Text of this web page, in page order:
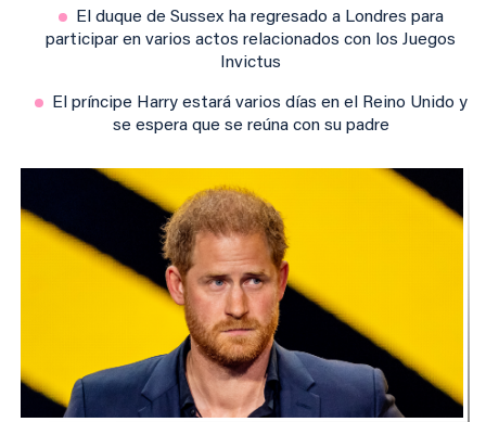
El duque de Sussex ha regresado a Londres para
participar en varios actos relacionados con los Juegos
Invictus
El príncipe Harry estará varios días en el Reino Unido y
se espera que se reúna con su padre